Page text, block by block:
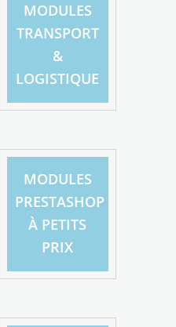
MODULES
TRANSPORT
&
LOGISTIQUE
MODULES
PRESTASHOP
À PETITS
PRIX